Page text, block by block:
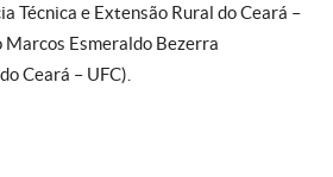
Técnica e Extensão Rural do Ceará –
Marcos Esmeraldo Bezerra
Ceará – UFC).